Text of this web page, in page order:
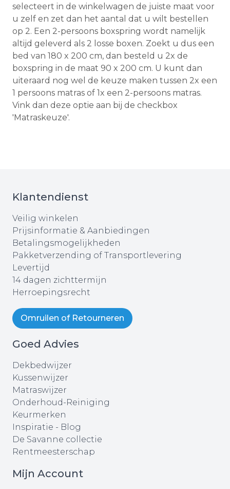
selecteert in de winkelwagen de juiste maat voor
u zelf en zet dan het aantal dat u wilt bestellen
op 2. Een 2-persoons boxspring wordt namelijk
altijd geleverd als 2 losse boxen. Zoekt u dus een
bed van 180 x 200 cm, dan besteld u 2x de
boxspring in de maat 90 x 200 cm. U kunt dan
uiteraard nog wel de keuze maken tussen 2x een
1 persoons matras of 1x een 2-persoons matras.
Vink dan deze optie aan bij de checkbox
'Matraskeuze'.
Klantendienst
Veilig winkelen
Prijsinformatie & Aanbiedingen
Betalingsmogelijkheden
Pakketverzending of Transportlevering
Levertijd
14 dagen zichttermijn
Herroepingsrecht
Omruilen of Retourneren
Goed Advies
Dekbedwijzer
Kussenwijzer
Matraswijzer
Onderhoud-Reiniging
Keurmerken
Inspiratie - Blog
De Savanne collectie
Rentmeesterschap
Mijn Account